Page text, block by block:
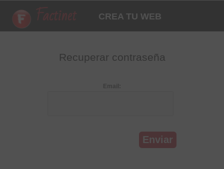
Factinet CREA TU WEB
Recuperar contraseña